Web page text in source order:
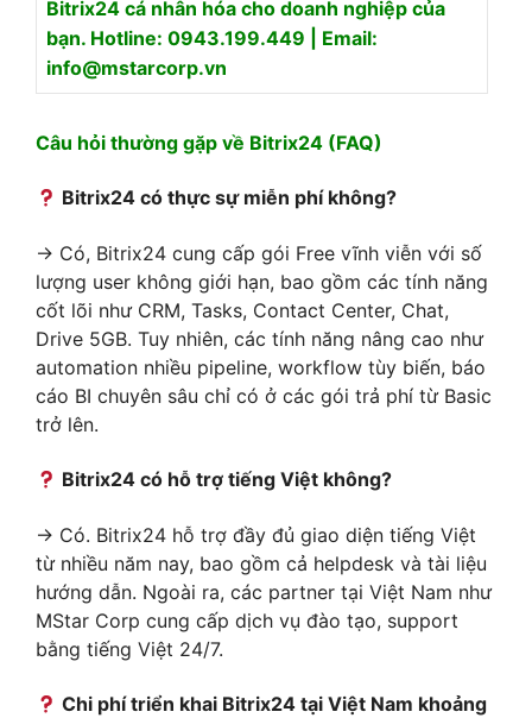
Bitrix24 cá nhân hóa cho doanh nghiệp của
bạn. Hotline: 0943.199.449 | Email:
info@mstarcorp.vn
Câu hỏi thường gặp về Bitrix24 (FAQ)
Bitrix24 có thực sự miễn phí không?
→ Có, Bitrix24 cung cấp gói Free vĩnh viễn với số
lượng user không giới hạn, bao gồm các tính năng
cốt lõi như CRM, Tasks, Contact Center, Chat,
Drive 5GB. Tuy nhiên, các tính năng nâng cao như
automation nhiều pipeline, workflow tùy biến, báo
cáo BI chuyên sâu chỉ có ở các gói trả phí từ Basic
trở lên.
Bitrix24 có hỗ trợ tiếng Việt không?
→ Có. Bitrix24 hỗ trợ đầy đủ giao diện tiếng Việt
từ nhiều năm nay, bao gồm cả helpdesk và tài liệu
hướng dẫn. Ngoài ra, các partner tại Việt Nam như
MStar Corp cung cấp dịch vụ đào tạo, support
bằng tiếng Việt 24/7.
Chi phí triển khai Bitrix24 tại Việt Nam khoảng